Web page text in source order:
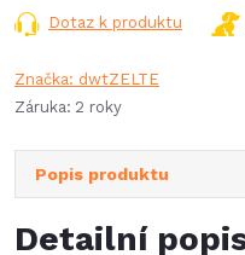
Dotaz k produktu
Značka: dwtZELTE
Záruka: 2 roky
Popis produktu
Detailní